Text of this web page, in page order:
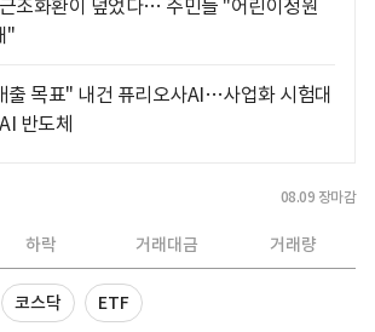
조화환이 덮었다… 주민들 "어린이정원
"
출 목표" 내건 퓨리오사AI…사업화 시험대
반도체
08.09 장마감
하락 거래대금 거래량
코스닥 ETF